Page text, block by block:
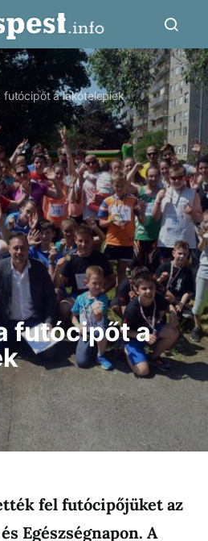
futócipőt a lakótelepiek
futócipőt a
fel futócipőjüket az
Egészségnapon. A